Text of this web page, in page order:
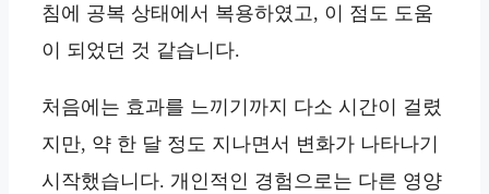
침에 공복 상태에서 복용하였고, 이 점도 도움
이 되었던 것 같습니다.
처음에는 효과를 느끼기까지 다소 시간이 걸렸
지만, 약 한 달 정도 지나면서 변화가 나타나기
시작했습니다. 개인적인 경험으로는 다른 영양